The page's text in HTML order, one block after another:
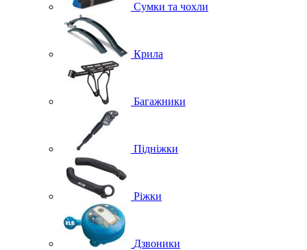
Сумки та чохли
Крила
Багажники
Підніжки
Ріжки
Дзвоники